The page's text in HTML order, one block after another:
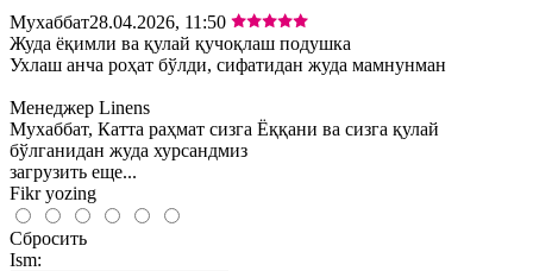
Мухаббат28.04.2026, 11:50
Жуда ёқимли ва қулай қучоқлаш подушка
Ухлаш анча роҳат бўлди, сифатидан жуда мамнунман
Менеджер Linens
Мухаббат, Катта раҳмат сизга Ёққани ва сизга қулай
бўлганидан жуда хурсандмиз
загрузить еще...
Fikr yozing
Сбросить
Ism: